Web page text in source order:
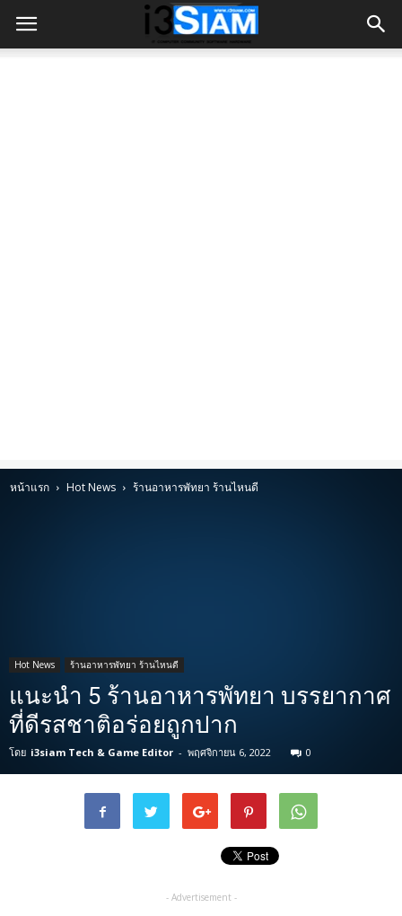
หน้าแรก Hot News ร้านอาหารพัทยา ร้านไหนดี
Hot News ร้านอาหารพัทยา ร้านไหนดี
แนะนำ 5 ร้านอาหารพัทยา บรรยากาศ
ที่ดีรสชาติอร่อยถูกปาก
โดย i3siam Tech & Game Editor - พฤศจิกายน 6, 2022 0
- Advertisement -